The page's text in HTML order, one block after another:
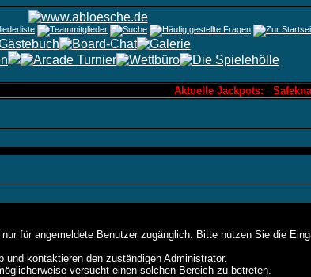
Aktuelle Jackpots:
für angemeldete Benutzer zugänglich. Bitte nutzen Sie die
und kontaktieren den zuständigen Administrator.
versucht einen solchen Bereich zu betreten.